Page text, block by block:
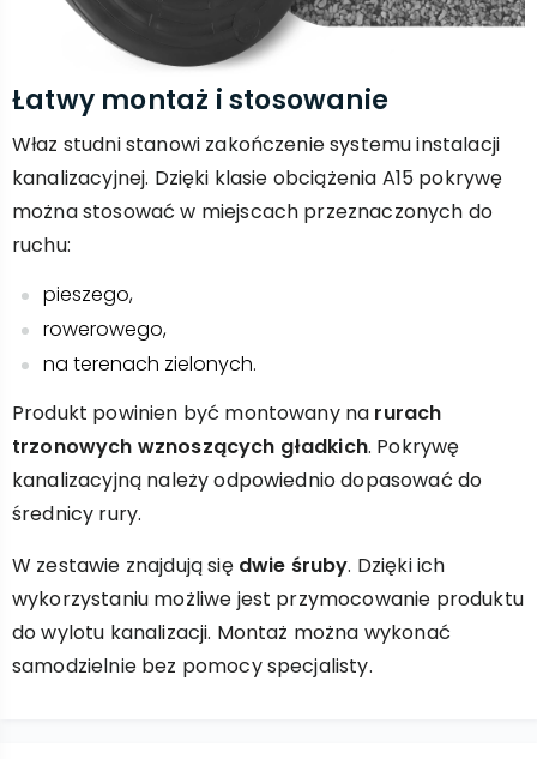
Łatwy montaż i stosowanie
Właz studni stanowi zakończenie systemu instalacji
kanalizacyjnej. Dzięki klasie obciążenia A15 pokrywę
można stosować w miejscach przeznaczonych do
ruchu:
pieszego,
rowerowego,
na terenach zielonych.
Produkt powinien być montowany na rurach
trzonowych wznoszących gładkich. Pokrywę
kanalizacyjną należy odpowiednio dopasować do
średnicy rury.
W zestawie znajdują się dwie śruby. Dzięki ich
wykorzystaniu możliwe jest przymocowanie produktu
do wylotu kanalizacji. Montaż można wykonać
samodzielnie bez pomocy specjalisty.